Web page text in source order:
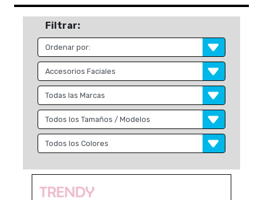
Filtrar: